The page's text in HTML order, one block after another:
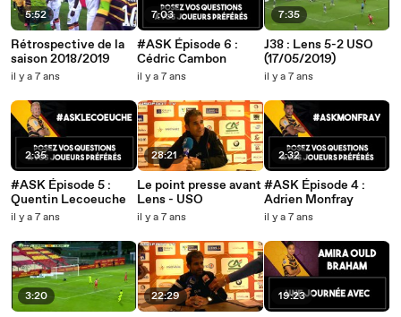
5:52
Rétrospective de la
saison 2018/2019
il y a 7 ans
2:35
#ASK Épisode 5 :
Quentin Lecoeuche
il y a 7 ans
3:20
7:03
#ASK Épisode 6 :
Cédric Cambon
il y a 7 ans
28:21
Le point presse avant
Lens - USO
il y a 7 ans
22:29
7:35
J38 : Lens 5-2 USO
(17/05/2019)
il y a 7 ans
2:32
#ASK Épisode 4 :
Adrien Monfray
il y a 7 ans
19:23